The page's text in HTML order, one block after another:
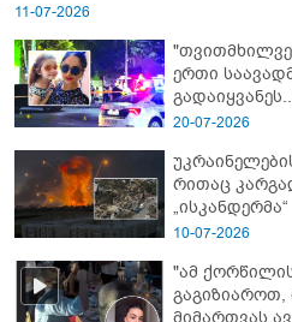
11-07-2026
ერთი
- გორში
20-07-2026
რითაც
„ისკანდერმა“
10-07-2026
"ამ